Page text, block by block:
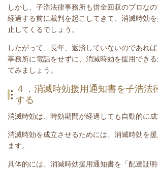
しかし、子浩法律事務所も借金回収のプロな
経過する前に裁判を起こしてきて、消滅時効
止してくるでしょう。
したがって、長年、返済していないのであれ
事務所に電話をせずに、消滅時効を援用でき
てみましょう。
４．消滅時効援用通知書を子浩法
する
消滅時効は、時効期間が経過しても自動的に成
消滅時効を成立させるためには、消滅時効を
ます。
具体的には、消滅時効援用通知書を「配達証